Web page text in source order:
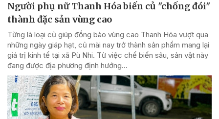
Người phụ nữ Thanh Hóa biến củ "chống đói"
thành đặc sản vùng cao
Từng là loại củ giúp đồng bào vùng cao Thanh Hóa vượt qua
những ngày giáp hạt, củ mài nay trở thành sản phẩm mang lại
giá trị kinh tế tại xã Pù Nhi. Từ việc chế biến sâu, sản vật này
đang được địa phương định hướng...